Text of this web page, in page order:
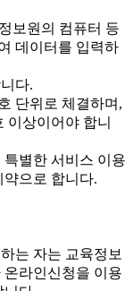
보원의 컴퓨터 등
데이터를 입력하
다.
단위로 체결하며,
이상이어야 합니
별한 서비스 이용
으로 합니다.
는 자는 교육정보
라인신청을 이용